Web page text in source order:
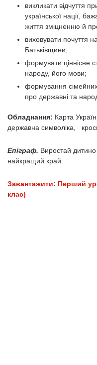
викликати вiдчуття
української нацiї,
життя змiцненню й
виховувати почуття
Батьківщини;
формувати ціннісне
народу, його мови;
формування
про державні та
Обладнання: Карта
державна символіка,
Епіграф. Виростай
найкращий край.
Завантажити: Перший
клас)